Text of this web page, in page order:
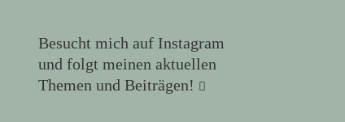
Besucht mich auf Instagram
und folgt meinen aktuellen
Themen und Beiträgen!